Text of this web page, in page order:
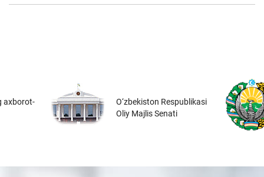
axborot-
O‘zbekiston Respublikasi
Oliy Majlis Senati